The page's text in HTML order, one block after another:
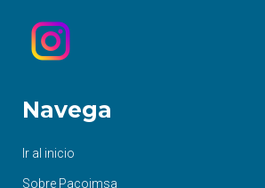
Navega
Ir al inicio
Sobre Pacoimsa